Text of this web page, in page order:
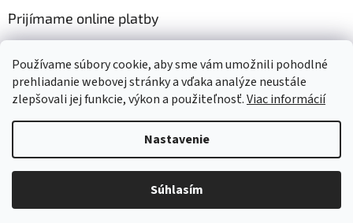
Používame súbory cookie, aby sme vám umožnili pohodlné
prehliadanie webovej stránky a vďaka analýze neustále
zlepšovali jej funkcie, výkon a použiteľnosť.Viac informácií
Nastavenie
Súhlasím
Prijímame online platby
Copyright 2026AK Klima - klimatizácie, tepelné čerpadlá,
vzduchotechnika Daikin. Všetky práva vyhradené.